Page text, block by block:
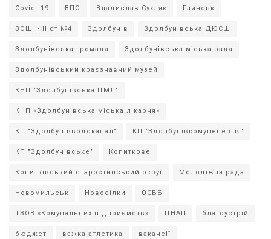
Covid- 19 ВПО Владислав Сухляк Глинськ
ЗОШ І-ІІІ ст №4 Здолбунів Здолбунівська ДЮСШ
Здолбунівська громада Здолбунівська міська рада
Здолбунівський краєзнавчий музей
КНП "Здолбунівська ЦМЛ"
КНП «Здолбунівська міська лікарня»
КП "Здолбунівводоканал" КП "Здолбунівкомуненергія"
КП "Здолбунівське" Копиткове
Копитківський старостинський округ Молодіжна рада
Новомильськ Новосілки ОСББ
ТЗОВ «Комунальних підприємств» ЦНАП благоустрій
бюджет важка атлетика вакансії